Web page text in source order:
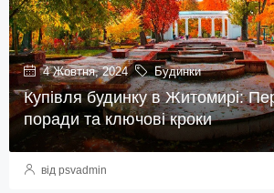
4 Жовтня, 2024 Будинки
Купівля будинку в Житомирі:
поради та ключові кроки
від psvadmin